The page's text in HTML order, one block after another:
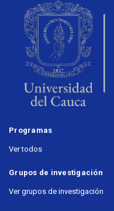
Programas
Ver todos
Grupos de investigación
Ver grupos de investigación